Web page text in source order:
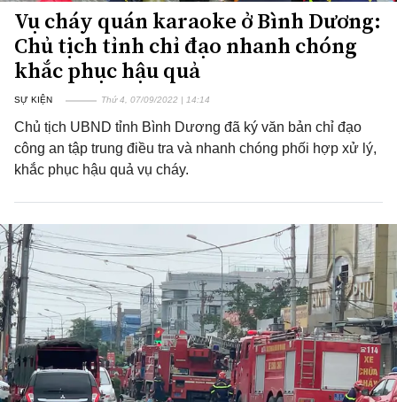
Vụ cháy quán karaoke ở Bình Dương:
Chủ tịch tỉnh chỉ đạo nhanh chóng
khắc phục hậu quả
SỰ KIỆN Thứ 4, 07/09/2022 | 14:14
Chủ tịch UBND tỉnh Bình Dương đã ký văn bản chỉ đạo
công an tập trung điều tra và nhanh chóng phối hợp xử lý,
khắc phục hậu quả vụ cháy.